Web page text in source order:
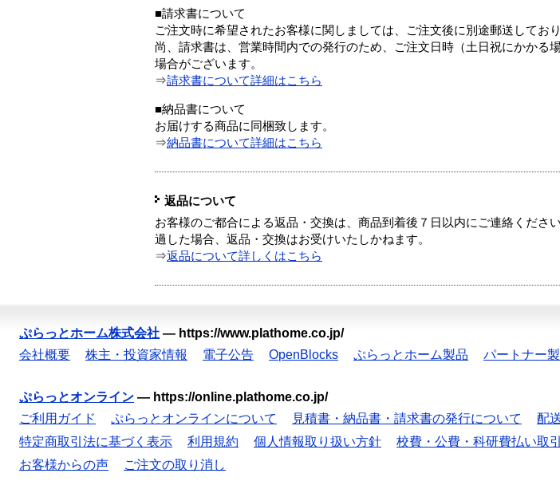
■請求書について
ご注文時に希望されたお客様に関しましては、ご注文後に別途郵送しており
尚、請求書は、営業時間内での発行のため、ご注文日時（土日祝にかかる
場合がございます。
⇒請求書について詳細はこちら
■納品書について
お届けする商品に同梱致します。
⇒納品書について詳細はこちら
返品について
お客様のご都合による返品・交換は、商品到着後７日以内にご連絡くださ
過した場合、返品・交換はお受けいたしかねます。
⇒返品について詳しくはこちら
ぷらっとホーム株式会社 — https://www.plathome.co.jp/
会社概要
株主・投資家情報 電子公告 OpenBlocks ぷらっとホーム製品 パートナー
ぷらっとオンライン — https://online.plathome.co.jp/
ご利用ガイド
ぷらっとオンラインについて 見積書・納品書・請求書の発行について 配
特定商取引法に基づく表示
利用規約 個人情報取り扱い方針 校費・公費・科研費払い取
お客様からの声
ご注文の取り消し